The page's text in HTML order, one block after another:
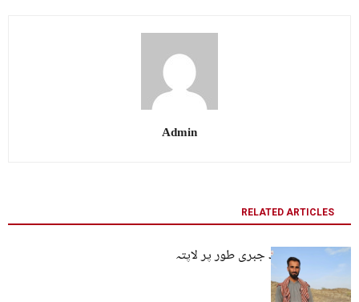
Admin
RELATED ARTICLES
کراچی: تین افراد جبری طور پر لاپتہ